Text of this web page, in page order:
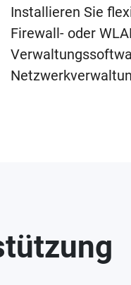
Installieren Sie
Firewall- oder